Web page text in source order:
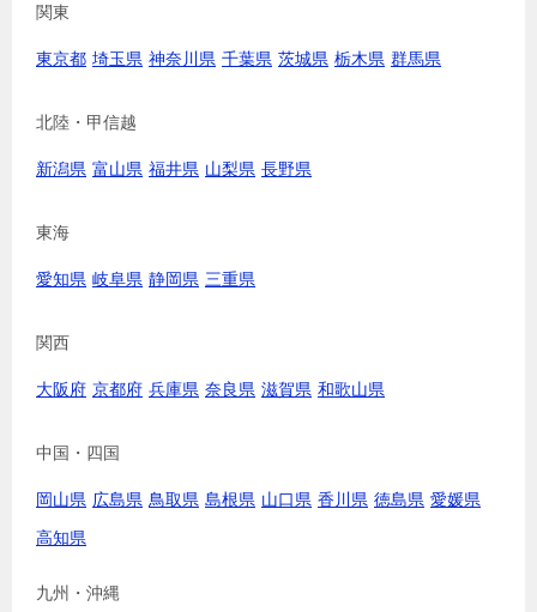
関東
東京都 埼玉県 神奈川県 千葉県 茨城県 栃木県 群馬県
北陸・甲信越
新潟県 富山県 福井県 山梨県 長野県
東海
愛知県 岐阜県 静岡県 三重県
関西
大阪府 京都府 兵庫県 奈良県 滋賀県 和歌山県
中国・四国
岡山県 広島県 鳥取県 島根県 山口県 香川県 徳島県 愛媛県
高知県
九州・沖縄